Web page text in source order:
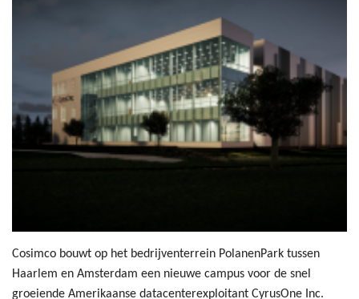
Cosimco bouwt op het bedrijventerrein PolanenPark tussen
Haarlem en Amsterdam een nieuwe campus voor de snel
groeiende Amerikaanse datacenterexploitant CyrusOne Inc.